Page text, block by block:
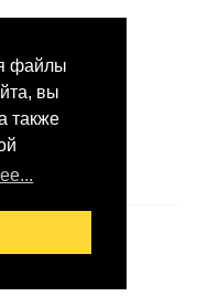
файлы
вы
также
отзыв?